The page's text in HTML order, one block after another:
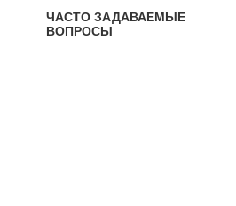
ЧАСТО ЗАДАВАЕМЫЕ
ВОПРОСЫ